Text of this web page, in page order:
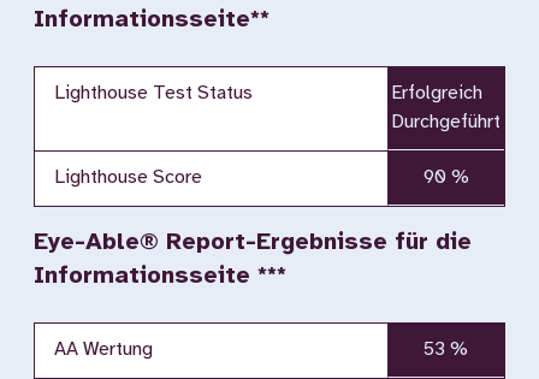
Informationsseite**
Lighthouse Test Status
Erfolgreich
Durchgeführt
Lighthouse Score 90 %
Eye-Able® Report-Ergebnisse für die
Informationsseite ***
AA Wertung 53 %